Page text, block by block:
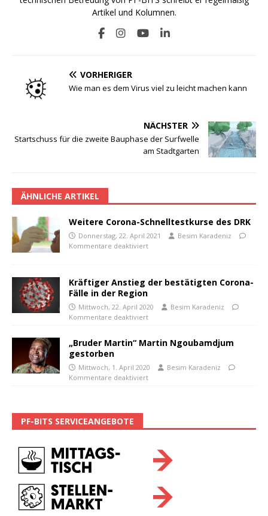
Artikel und Kolumnen.
VORHERIGER
Wie man es dem Virus viel zu leicht machen kann
NÄCHSTER
Startschuss für die zweite Bauphase der Surfwelle
am Stadtgarten
ÄHNLICHE ARTIKEL
Weitere Corona-Schnelltestkurse des DRK
Donnerstag, 22. April 2021
Besim Karadeniz
Kommentare deaktiviert
Kräftiger Anstieg der bestätigten Corona-
Fälle in der Region
Mittwoch, 22. April 2020
Besim Karadeniz
Kommentare deaktiviert
„Bruder Martin“ Martin Ngoubamdjum
gestorben
Mittwoch, 1. April 2020
Besim Karadeniz
Kommentare deaktiviert
PF-BITS SERVICEANGEBOTE